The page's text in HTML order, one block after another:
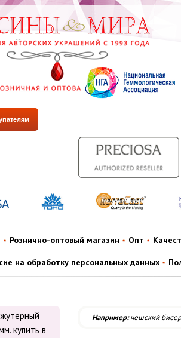
Рознично-оптовый магазин Опт
на обработку персональных данных
купить в
Например:чешский бисер